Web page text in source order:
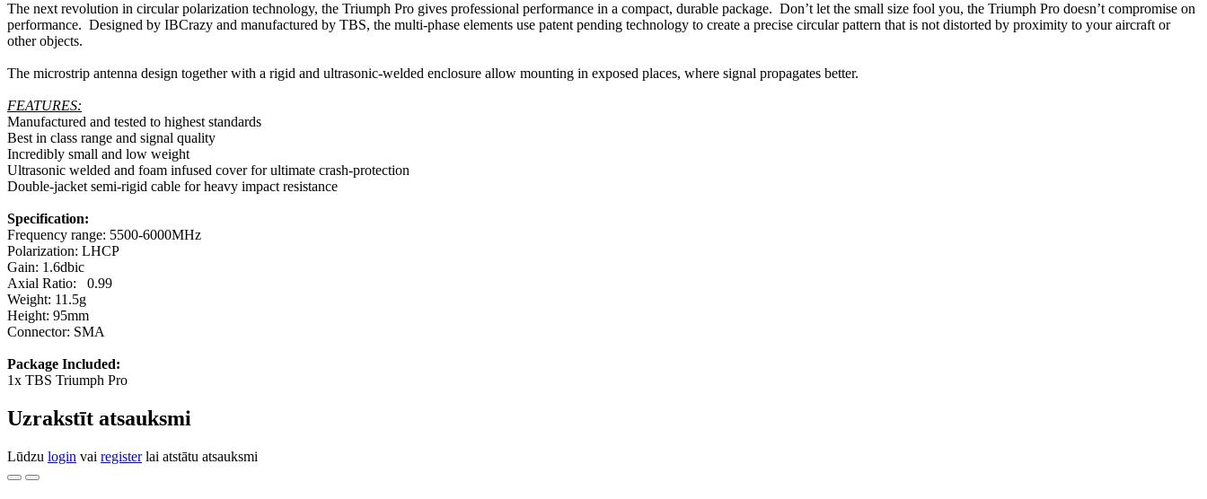
The next revolution in circular polarization technology, the Triumph Pro gives professional performance in a compact, durable package. Don’t let the small size fool you, the Triumph Pro doesn’t compromise on
performance. Designed by IBCrazy and manufactured by TBS, the multi-phase elements use patent pending technology to create a precise circular pattern that is not distorted by proximity to your aircraft or
other objects.
The microstrip antenna design together with a rigid and ultrasonic-welded enclosure allow mounting in exposed places, where signal propagates better.
FEATURES:
Manufactured and tested to highest standards
Best in class range and signal quality
Incredibly small and low weight
Ultrasonic welded and foam infused cover for ultimate crash-protection
Double-jacket semi-rigid cable for heavy impact resistance
Specification:
Frequency range: 5500-6000MHz
Polarization: LHCP
Gain: 1.6dbic
Axial Ratio: 0.99
Weight: 11.5g
Height: 95mm
Connector: SMA
Package Included:
1x TBS Triumph Pro
Uzrakstīt atsauksmi
Lūdzu login vai registerlai atstātu atsauksmi